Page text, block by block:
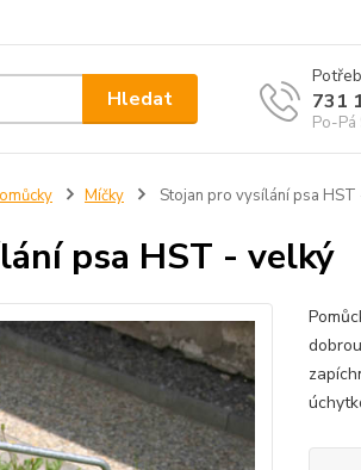
Hledat 731
Po-
Míčky Stojan pro vysílání psa
psa HST - velký